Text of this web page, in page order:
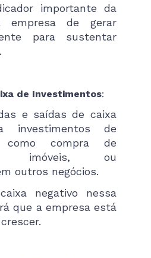
importante da
empresa de gerar
para sustentar
de Investimentos:
e saídas de caixa
investimentos de
como compra de
imóveis, ou
outros negócios.
negativo nessa
que a empresa está